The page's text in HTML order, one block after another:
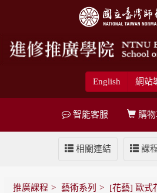
English 網站
購
智能客服
課
相關連結
推廣課程 藝術系列 [花藝] 歐式